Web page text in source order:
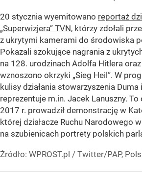
20 stycznia wyemitowano reportaż
„Superwizjera” TVN, którzy zdołali
z ukrytymi kamerami do środowiska
Pokazali szokujące nagrania z
na 128. urodzinach Adolfa Hitlera
wznoszono okrzyki „Sieg Heil”. W
kulisy działania stowarzyszenia
reprezentuje m.in. Jacek Lanuszny.
2017 r. prowadził demonstrację w
której działacze Ruchu Narodowego
na szubienicach portrety polskich
Źródło: WPROST.pl / Twitter/PAP,